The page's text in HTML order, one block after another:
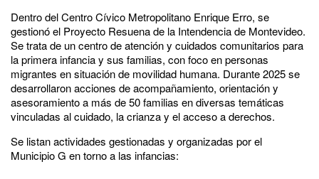
Dentro del Centro Cívico Metropolitano Enrique Erro, se
gestionó el Proyecto Resuena de la Intendencia de Montevideo.
Se trata de un centro de atención y cuidados comunitarios para
la primera infancia y sus familias, con foco en personas
migrantes en situación de movilidad humana. Durante 2025 se
desarrollaron acciones de acompañamiento, orientación y
asesoramiento a más de 50 familias en diversas temáticas
vinculadas al cuidado, la crianza y el acceso a derechos.
Se listan actividades gestionadas y organizadas por el
Municipio G en torno a las infancias: